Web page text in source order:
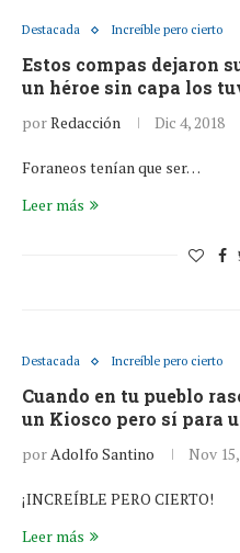
Destacada Increíble pero cierto
Estos compas dejaron
un héroe sin capa los
porRedacción Dic 4, 2018
Foraneos tenían que ser…
Leer más
Destacada Increíble pero cierto
Cuando en tu pueblo
un Kiosco pero sí para
porAdolfo Santino Nov
¡INCREÍBLE PERO CIERTO!
Leer más